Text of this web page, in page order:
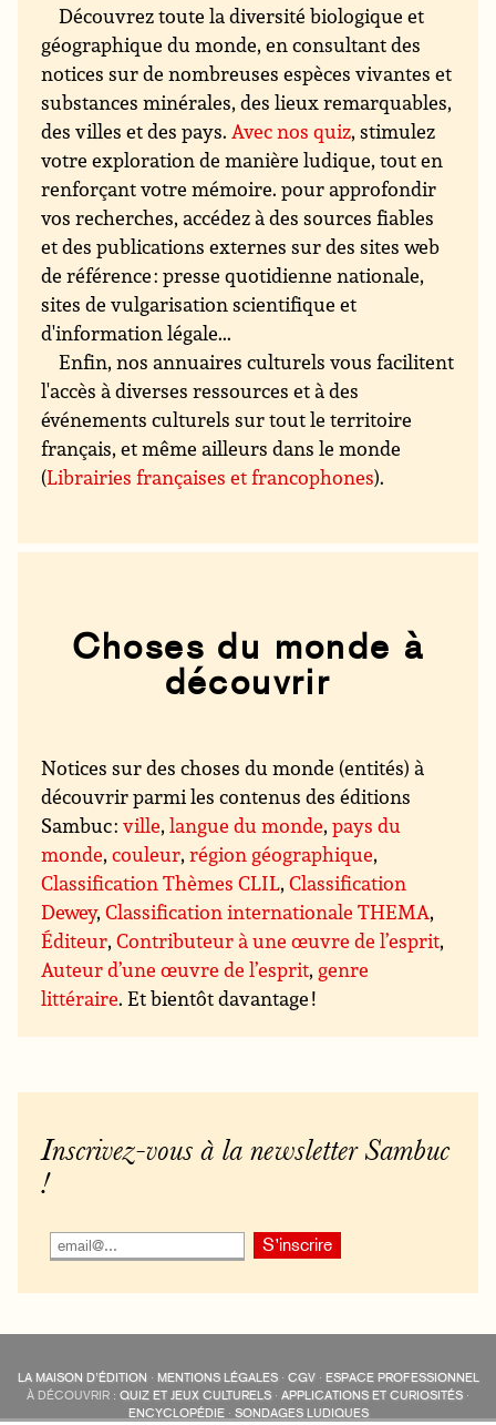
Découvrez toute la diversité biologique et
géographique du monde, en consultant des
notices sur de nombreuses espèces vivantes et
substances minérales, des lieux remarquables,
des villes et des pays. Avec nos quiz, stimulez
votre exploration de manière ludique, tout en
renforçant votre mémoire. pour approfondir
vos recherches, accédez à des sources fiables
et des publications externes sur des sites web
de référence : presse quotidienne nationale,
sites de vulgarisation scientifique et
d'information légale...
Enfin, nos annuaires culturels vous facilitent
l'accès à diverses ressources et à des
événements culturels sur tout le territoire
français, et même ailleurs dans le monde
(Librairies françaises et francophones).
Choses du monde à
découvrir
Notices sur des choses du monde (entités) à
découvrir parmi les contenus des éditions
Sambuc :ville,langue du monde,pays du
monde,couleur,région géographique,
Classification Thèmes CLIL,Classification
Dewey,Classification internationale THEMA,
Éditeur,Contributeur à une œuvre de l’esprit,
Auteur d’une œuvre de l’esprit, genre
littéraire. Et bientôt davantage !
Inscrivez-vous à la newsletter Sambuc
!
LA MAISON D’ÉDITION · MENTIONS LÉGALES· CGV· ESPACE PROFESSIONNEL
À DÉCOUVRIR : QUIZ ET JEUX CULTURELS · APPLICATIONS ET CURIOSITÉS ·
ENCYCLOPÉDIE· SONDAGES LUDIQUES